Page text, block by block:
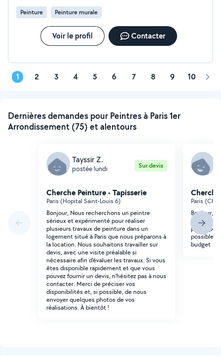
Peinture Peinture murale
Voir le profil Contacter
1 2 3 4 5 6 7 8 9 10
Dernières demandes pour Peintres à Paris 1er
Arrondissement (75) et alentours
Tayssir Z.
postée lundi Sur devis
Cherche Peinture - Tapisserie
Paris (Hopital Saint-Louis 6)
Bonjour, Nous recherchons un peintre
sérieux et expérimenté pour réaliser
plusieurs travaux de peinture dans un
logement situé à Paris que nous préparons à
la location. Nous souhaitons travailler sur
devis, avec une visite préalable si
nécessaire afin d'évaluer les travaux. Si vous
êtes disponible rapidement et que vous
pouvez fournir un devis, n'hésitez pas à nous
contacter. Merci de préciser vos
disponibilités et, si possible, de nous
envoyer quelques photos de vos
réalisations. À bientôt !
Paris
Bonjour,
mettre
papier
possible
budget